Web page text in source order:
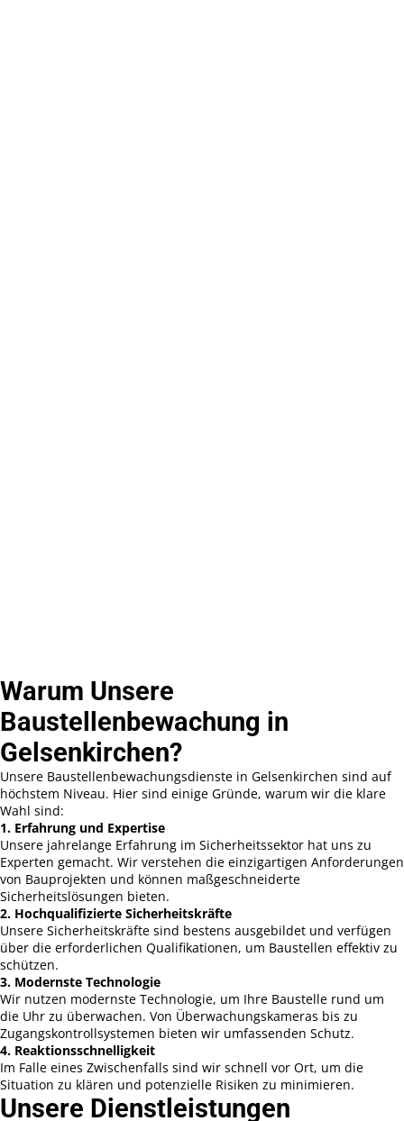
Warum Unsere
Baustellenbewachung in
Gelsenkirchen?
Unsere Baustellenbewachungsdienste in Gelsenkirchen sind auf
höchstem Niveau. Hier sind einige Gründe, warum wir die klare
Wahl sind:
1. Erfahrung und Expertise
Unsere jahrelange Erfahrung im Sicherheitssektor hat uns zu
Experten gemacht. Wir verstehen die einzigartigen Anforderungen
von Bauprojekten und können maßgeschneiderte
Sicherheitslösungen bieten.
2. Hochqualifizierte Sicherheitskräfte
Unsere Sicherheitskräfte sind bestens ausgebildet und verfügen
über die erforderlichen Qualifikationen, um Baustellen effektiv zu
schützen.
3. Modernste Technologie
Wir nutzen modernste Technologie, um Ihre Baustelle rund um
die Uhr zu überwachen. Von Überwachungskameras bis zu
Zugangskontrollsystemen bieten wir umfassenden Schutz.
4. Reaktionsschnelligkeit
Im Falle eines Zwischenfalls sind wir schnell vor Ort, um die
Situation zu klären und potenzielle Risiken zu minimieren.
Unsere Dienstleistungen